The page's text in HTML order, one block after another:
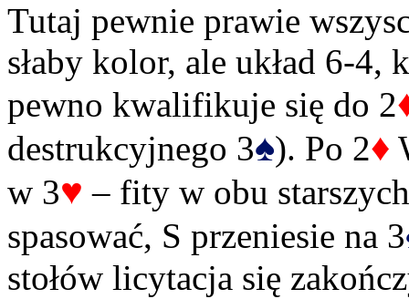
Tutaj pewnie prawie
słaby kolor, ale układ 6-4,
pewno kwalifikuje się do 2
destrukcyjnego 3♠). Po 2♦
w 3♥ – fity w obu
spasować, S przeniesie na 3
stołów licytacja się